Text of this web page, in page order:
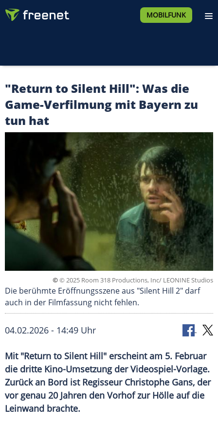
MOBILFUNK
"Return to Silent Hill": Was die
Game-Verfilmung mit Bayern zu
tun hat
©© 2025 Room 318 Productions, Inc/ LEONINE Studios
Die berühmte Eröffnungsszene aus "Silent Hill 2" darf
auch in der Filmfassung nicht fehlen.
04.02.2026 - 14:49 Uhr
Mit "Return to Silent Hill" erscheint am 5. Februar
die dritte Kino-Umsetzung der Videospiel-Vorlage.
Zurück an Bord ist Regisseur Christophe Gans, der
vor genau 20 Jahren den Vorhof zur Hölle auf die
Leinwand brachte.